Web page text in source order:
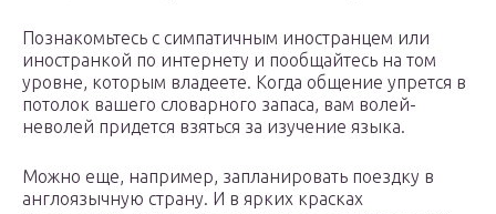
Познакомьтесь с симпатичным иностранцем или
иностранкой по интернету и пообщайтесь на том
уровне, которым владеете. Когда общение упрется в
потолок вашего словарного запаса, вам волей-
неволей придется взяться за изучение языка.
Можно еще, например, запланировать поездку в
англоязычную страну. И в ярких красках